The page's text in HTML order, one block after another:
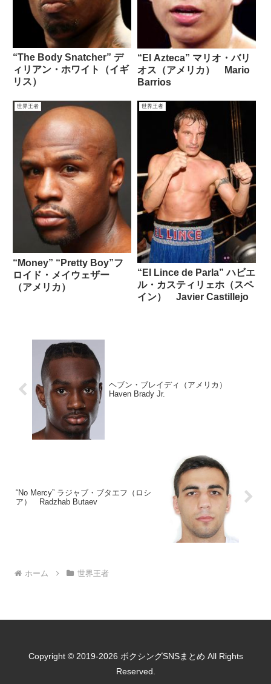
“The Body Snatcher” デ
ィリアン・ホワイト（イギ
リス）
“El Azteca” マリオ・バリ
オス（アメリカ） Mario
Barrios
世界王者
“Money” “Pretty Boy”フ
ロイド・メイウェザー
（アメリカ）
世界王者
“El Lince de Parla” ハビエ
ル・カスティリェホ（スペ
イン） Javier Castillejo
ヘブン・ブレイディ（アメリカ）
Haven Brady Jr.
“No Mercy” ラジャブ・ブタエフ（ロシ
ア） Radzhab Butaev
ホーム 世界王者
Copyright © 2019-2026 ボクシングSNSまとめ All Rights
Reserved.